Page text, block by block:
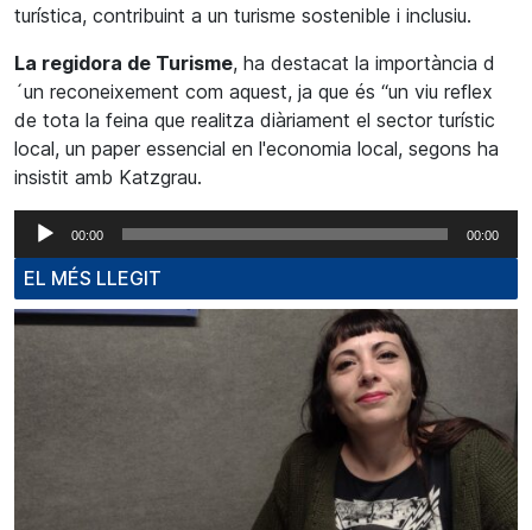
turística, contribuint a un turisme sostenible i inclusiu.
La regidora de Turisme, ha destacat la importància d
´un reconeixement com aquest, ja que és “un viu reflex
de tota la feina que realitza diàriament el sector turístic
local, un paper essencial en l'economia local, segons ha
insistit amb Katzgrau.
Reproductor
d'àudio
00:00 00:00
EL MÉS LLEGIT